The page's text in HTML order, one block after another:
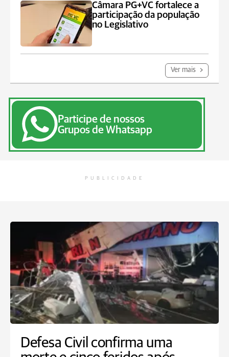
Câmara PG+VC fortalece a
participação da população
no Legislativo
Ver mais
Participe de nossos
Grupos de Whatsapp
PUBLICIDADE
Defesa Civil confirma uma